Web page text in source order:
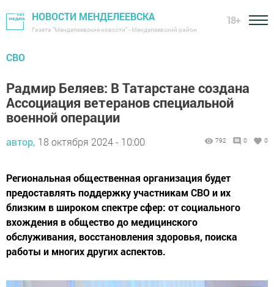
НОВОСТИ МЕНДЕЛЕЕВСКА
Газета "Менделеевские новости" - Менделеевский район
18+
СВО
Радмир Беляев: В Татарстане создана
Ассоциация ветеранов специальной
военной операции
автор, 18 октября 2024 - 10:00 792 0 0
Региональная общественная организация будет
предоставлять поддержку участникам СВО и их
близким в широком спектре сфер: от социального
вхождения в общество до медицинского
обслуживания, восстановления здоровья, поиска
работы и многих других аспектов.